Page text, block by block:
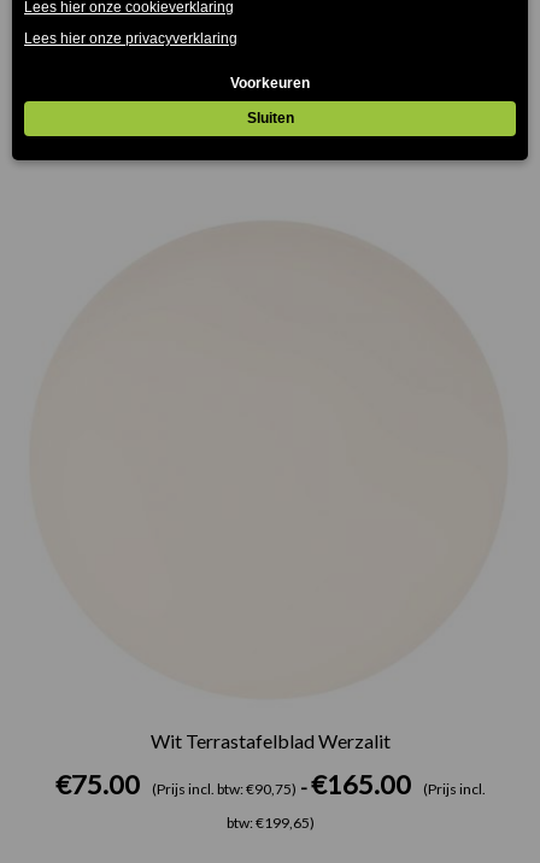
Montpellier Terrastafelblad Werzalit
(Prijs incl. btw: €90,75) -
incl. btw: €199,65)
Wit Terrastafelblad Werzalit
€75.00 (Prijs incl. btw: €90,75) - €165.00
(Prijs incl.
btw: €199,65)